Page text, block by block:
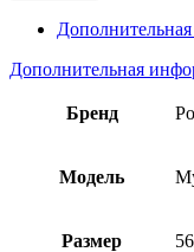
Дополнительная
Бренд
Модель
Размер